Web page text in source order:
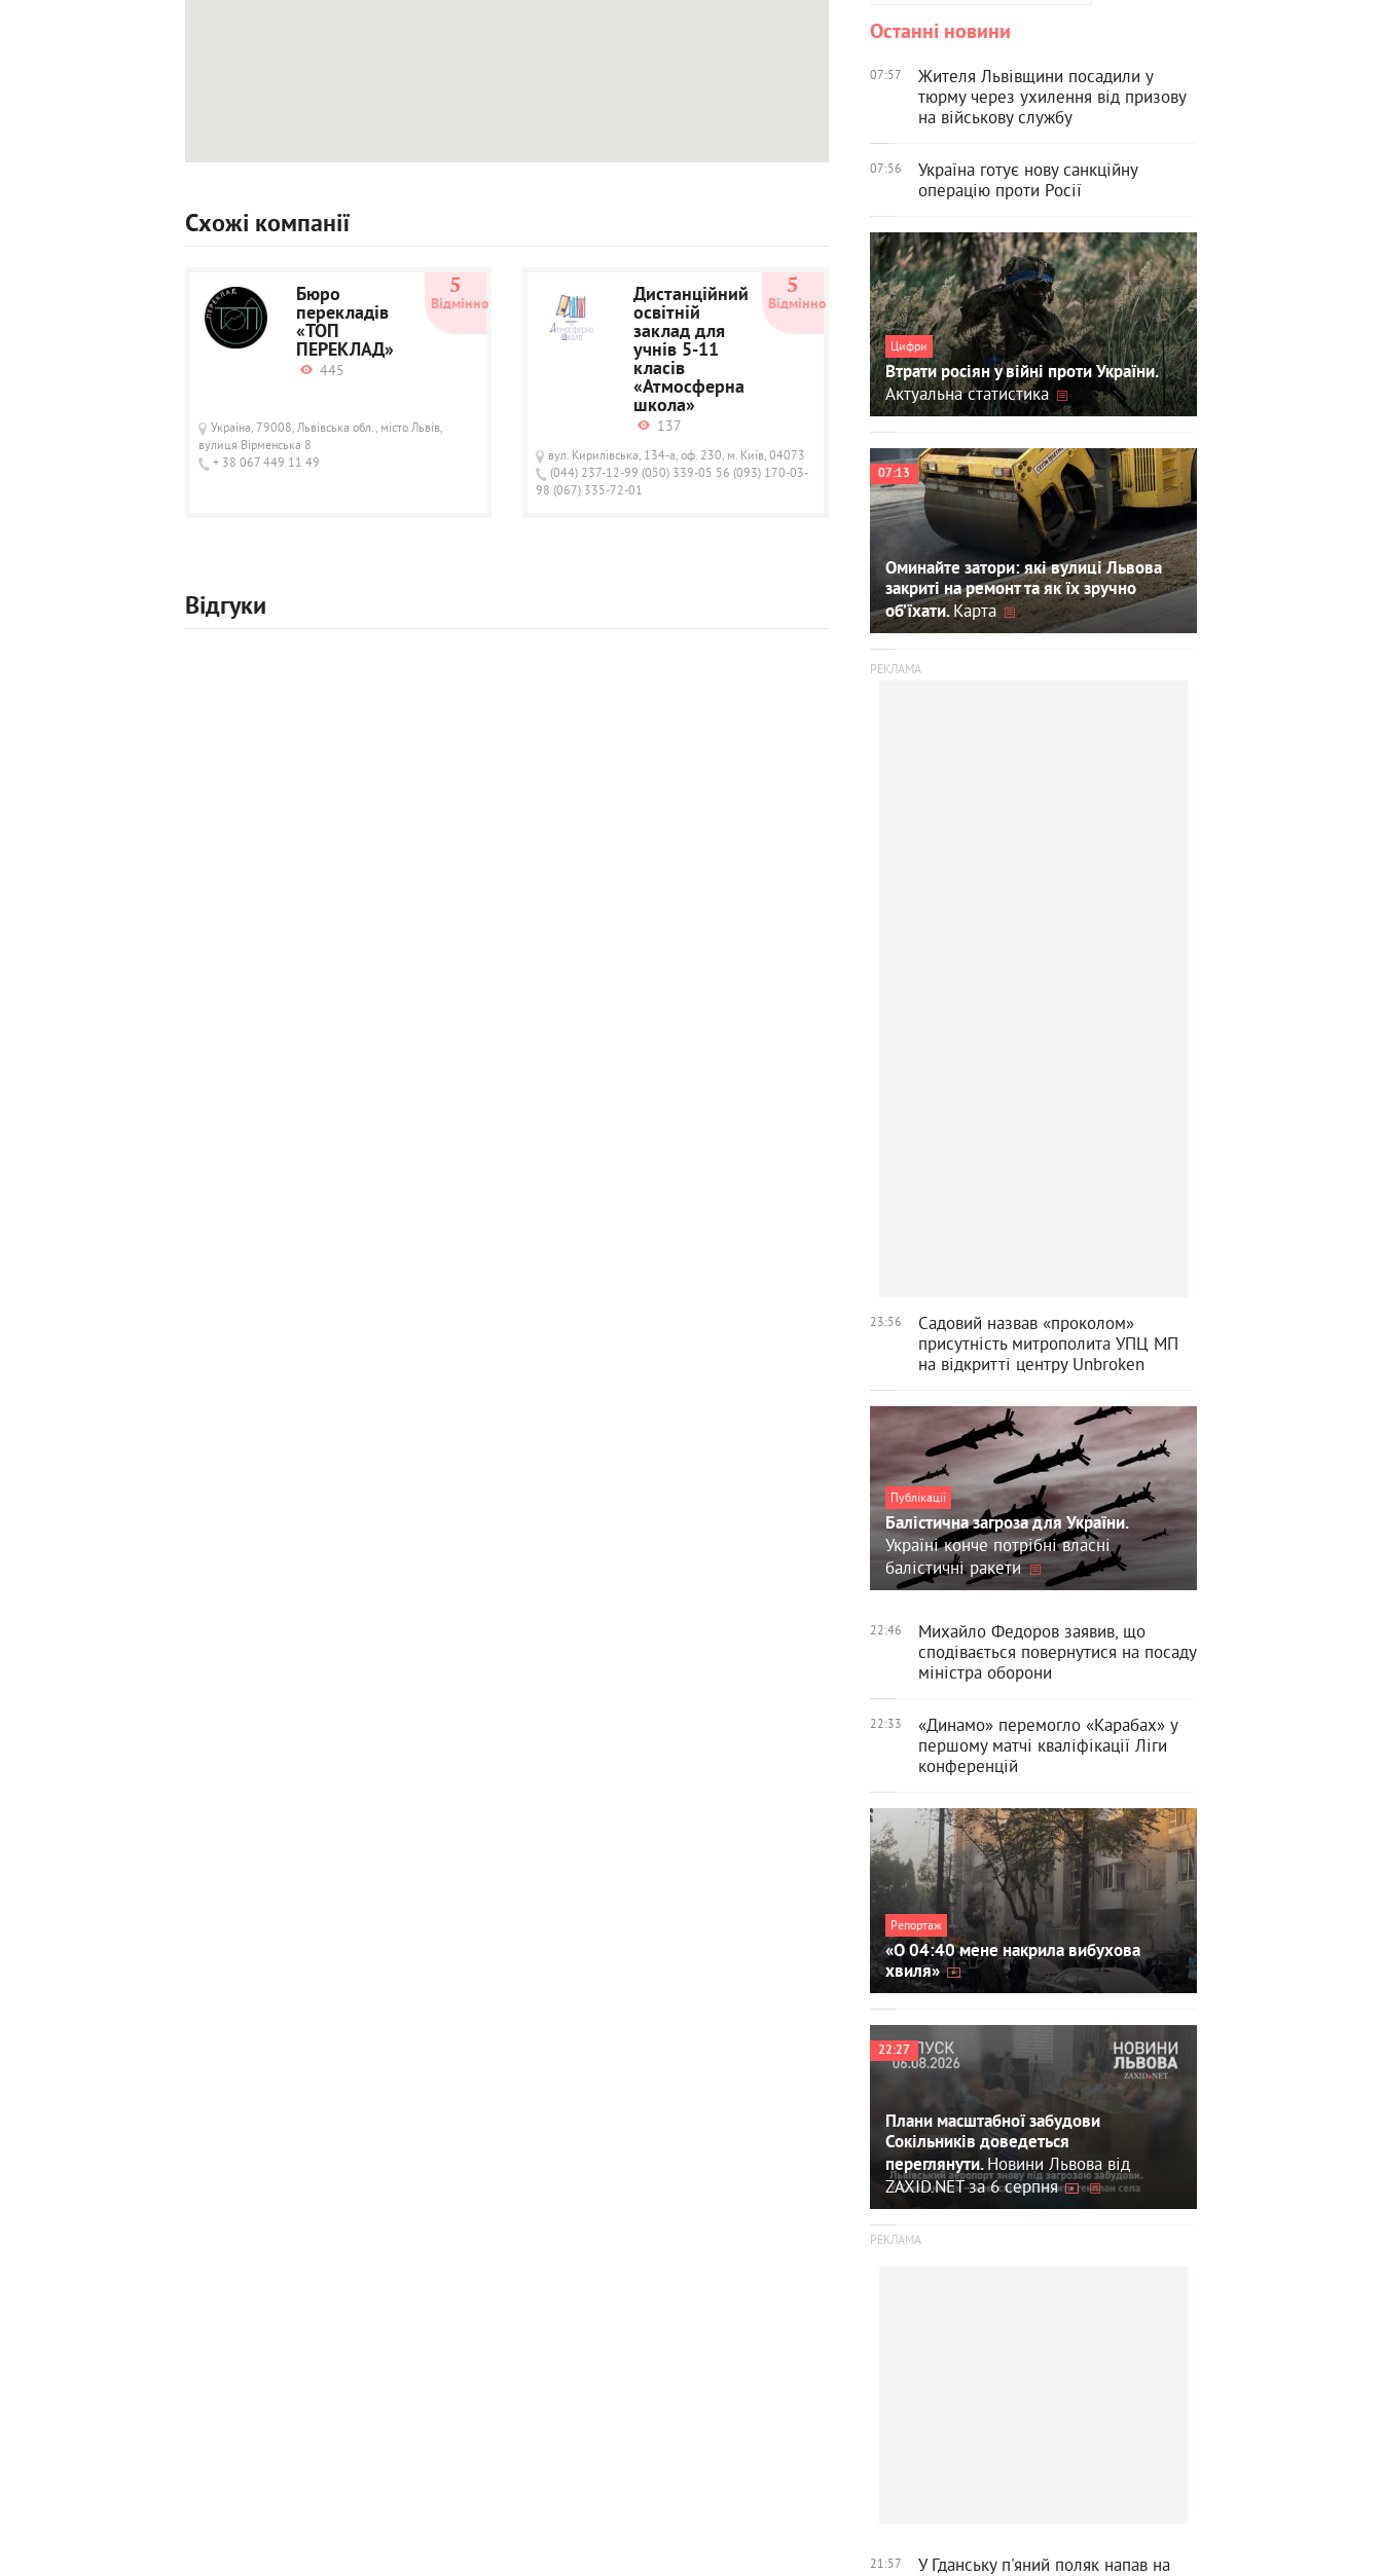
Схожі компанії
Бюро
перекладів
«ТОП
ПЕРЕКЛАД»
445
Україна, 79008, Львівська обл., місто Львів,
вулиця Вірменська 8
+ 38 067 449 11 49
5
Відмінно Дистанційний
освітній
заклад для
учнів 5-11
класів
«Атмосферна
школа»
137
вул. Кирилівська, 134-а, оф. 230, м. Київ, 04073
(044) 237-12-99 (050) 339-05 56 (093) 170-03-
98 (067) 335-72-01
5
Відмінно
Відгуки
Останні новини
07:57
Жителя Львівщини посадили у
тюрму через ухилення від призову
на військову службу
07:56
Україна готує нову санкційну
операцію проти Росії
Цифри
Втрати росіян у війні проти України.
Актуальна статистика
07:13
Оминайте затори: які вулиці Львова
закриті на ремонт та як їх зручно
об’їхати. Карта
23:56
Садовий назвав «проколом»
присутність митрополита УПЦ МП
на відкритті центру Unbroken
Публікації
Балістична загроза для України.
Україні конче потрібні власні
балістичні ракети
22:46
Михайло Федоров заявив, що
сподівається повернутися на посаду
міністра оборони
22:33
«Динамо» перемогло «Карабах» у
першому матчі кваліфікації Ліги
конференцій
Репортаж
«О 04:40 мене накрила вибухова
хвиля»
22:27
Плани масштабної забудови
Сокільників доведеться
переглянути. Новини Львова від
ZAXID.NET за 6 серпня
21:57
У Гданську п'яний поляк напав на